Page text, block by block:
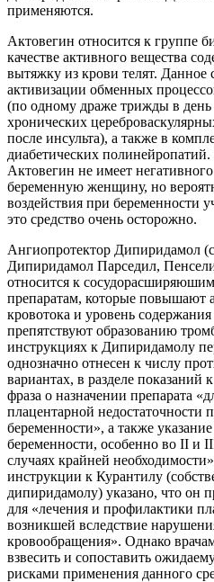
применяются.
Актовегин относится к группе
качестве активного вещества
вытяжку из крови телят. Данное
активизации обменных
(по одному драже трижды в
хронических
после инсульта), а также в
диабетических
Актовегин не имеет
беременную женщину, но
воздействия при беременности
это средство очень осторожно.
Ангиопротектор Дипиридамол
Дипиридамол Парседил,
относится к
препаратам, которые повышают
кровотока и уровень
препятствуют образованию
инструкциях к Дипиридамолу
однозначно отнесен к числу
вариантах, в разделе
фраза о назначении препарата
плацентарной недостаточности
беременности», а также
беременности, особенно во II и
случаях крайней
инструкции к Курантилу
дипиридамолу) указано, что он
для «лечения и профилактики
возникшей вследствие
кровообращения». Однако
взвесить и сопоставить
рисками применения данного